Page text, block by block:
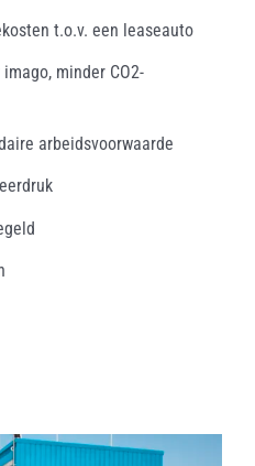
t.o.v. een leaseauto
minder CO2-
arbeidsvoorwaarde